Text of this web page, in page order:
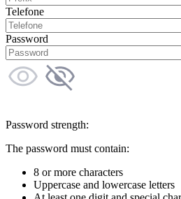
Telefone
Password
Password strength:
The password must contain:
8 or more characters
Uppercase and lowercase letters